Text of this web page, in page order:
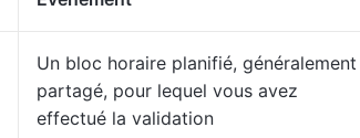
Un bloc horaire planifié, généralement
partagé, pour lequel vous avez
effectué la validation